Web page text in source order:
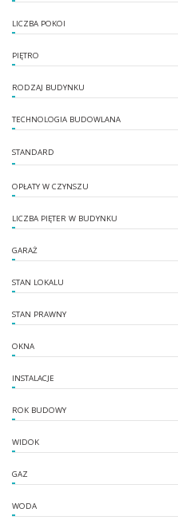
LICZBA POKOI
PIĘTRO
RODZAJ BUDYNKU
TECHNOLOGIA BUDOWLANA
STANDARD
OPŁATY W CZYNSZU
LICZBA PIĘTER W BUDYNKU
GARAŻ
STAN LOKALU
STAN PRAWNY
OKNA
INSTALACJE
ROK BUDOWY
WIDOK
GAZ
WODA